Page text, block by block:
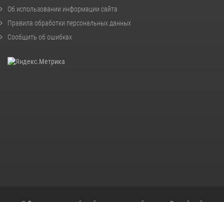
Об использовании информации сайта
Правила обработки персональных данных
Сообщить об ошибках